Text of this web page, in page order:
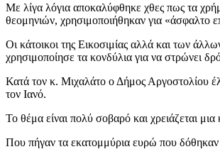
Με λίγα λόγια αποκαλύφθηκε χθες πως τα
θεομηνιών, χρησιμοποιήθηκαν για
Οι κάτοικοι της Εικοσιμίας αλλά και των
χρησιμοποίησε τα κονδύλια για να στρώνει
Κατά τον κ. Μιχαλάτο ο Δήμος Αργοστολίου
τον Ιανό.
Το θέμα είναι πολύ σοβαρό και χρειάζεται
Που πήγαν τα εκατομμύρια ευρώ που